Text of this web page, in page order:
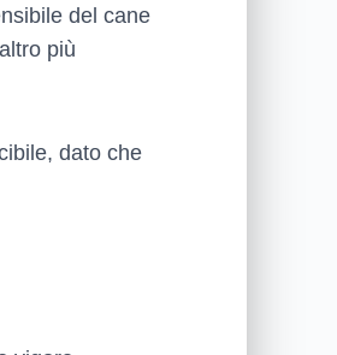
del cane
più
dato che